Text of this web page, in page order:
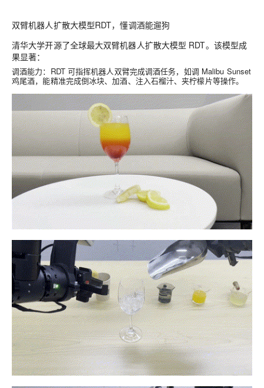
双臂机器人扩散大模型RDT，懂调酒能遛狗
清华大学开源了全球最大双臂机器人扩散大模型 RDT。该模型成
果显著：
调酒能力：RDT 可指挥机器人双臂完成调酒任务，如调 Malibu Sunset
鸡尾酒，能精准完成倒冰块、加酒、注入石榴汁、夹柠檬片等操作。